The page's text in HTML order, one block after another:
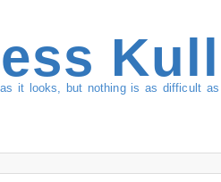
it looks, but nothing is as difficult